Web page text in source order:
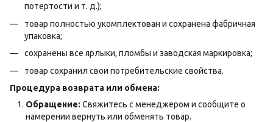
потертости и т. д.);
товар полностью укомплектован и сохранена фабричная
упаковка;
сохранены все ярлыки, пломбы и заводская маркировка;
товар сохранил свои потребительские свойства.
Процедура возврата или обмена:
Обращение: Свяжитесь с менеджером и сообщите о
намерении вернуть или обменять товар.